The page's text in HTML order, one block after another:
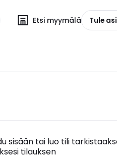
Etsi myymälä Tule
sisään tai luo tili
tilauksen